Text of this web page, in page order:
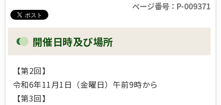
ページ番号：P-009371
開催日時及び場所
【第2回】
令和6年11月1日（金曜日）午前9時から
【第3回】